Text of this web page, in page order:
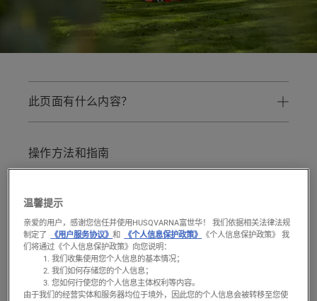
此页面有什么内容？
推荐产品
操作方法和指南
割草机中的机油
每运行 25 小时或每季度更换一次机油。在多
尘、肮脏的环境下，您可能需要更频繁地更换
机油。有两种机油排放方法，这两种方法在本
温馨提示
亲爱的用户，感谢您信任并使用HUSQVARNA富世华！ 我们依据相关法律法规
制定了
《用户服务协议》和 《个人信息保护政策》
《个人信息保护政策》 我
们将通过《个人信息保护政策》向您说明：
我们收集使用您个人信息的基本情况；
我们如何存储您的个人信息；
您如何行使您的个人信息主体权利等内容。
由于我们的经营实体和服务器均位于境外，因此您的个人信息会被转移至您使